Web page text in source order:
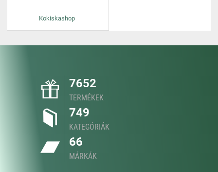
Kokiskashop
7652
TERMÉKEK
749
KATEGÓRIÁK
66
MÁRKÁK